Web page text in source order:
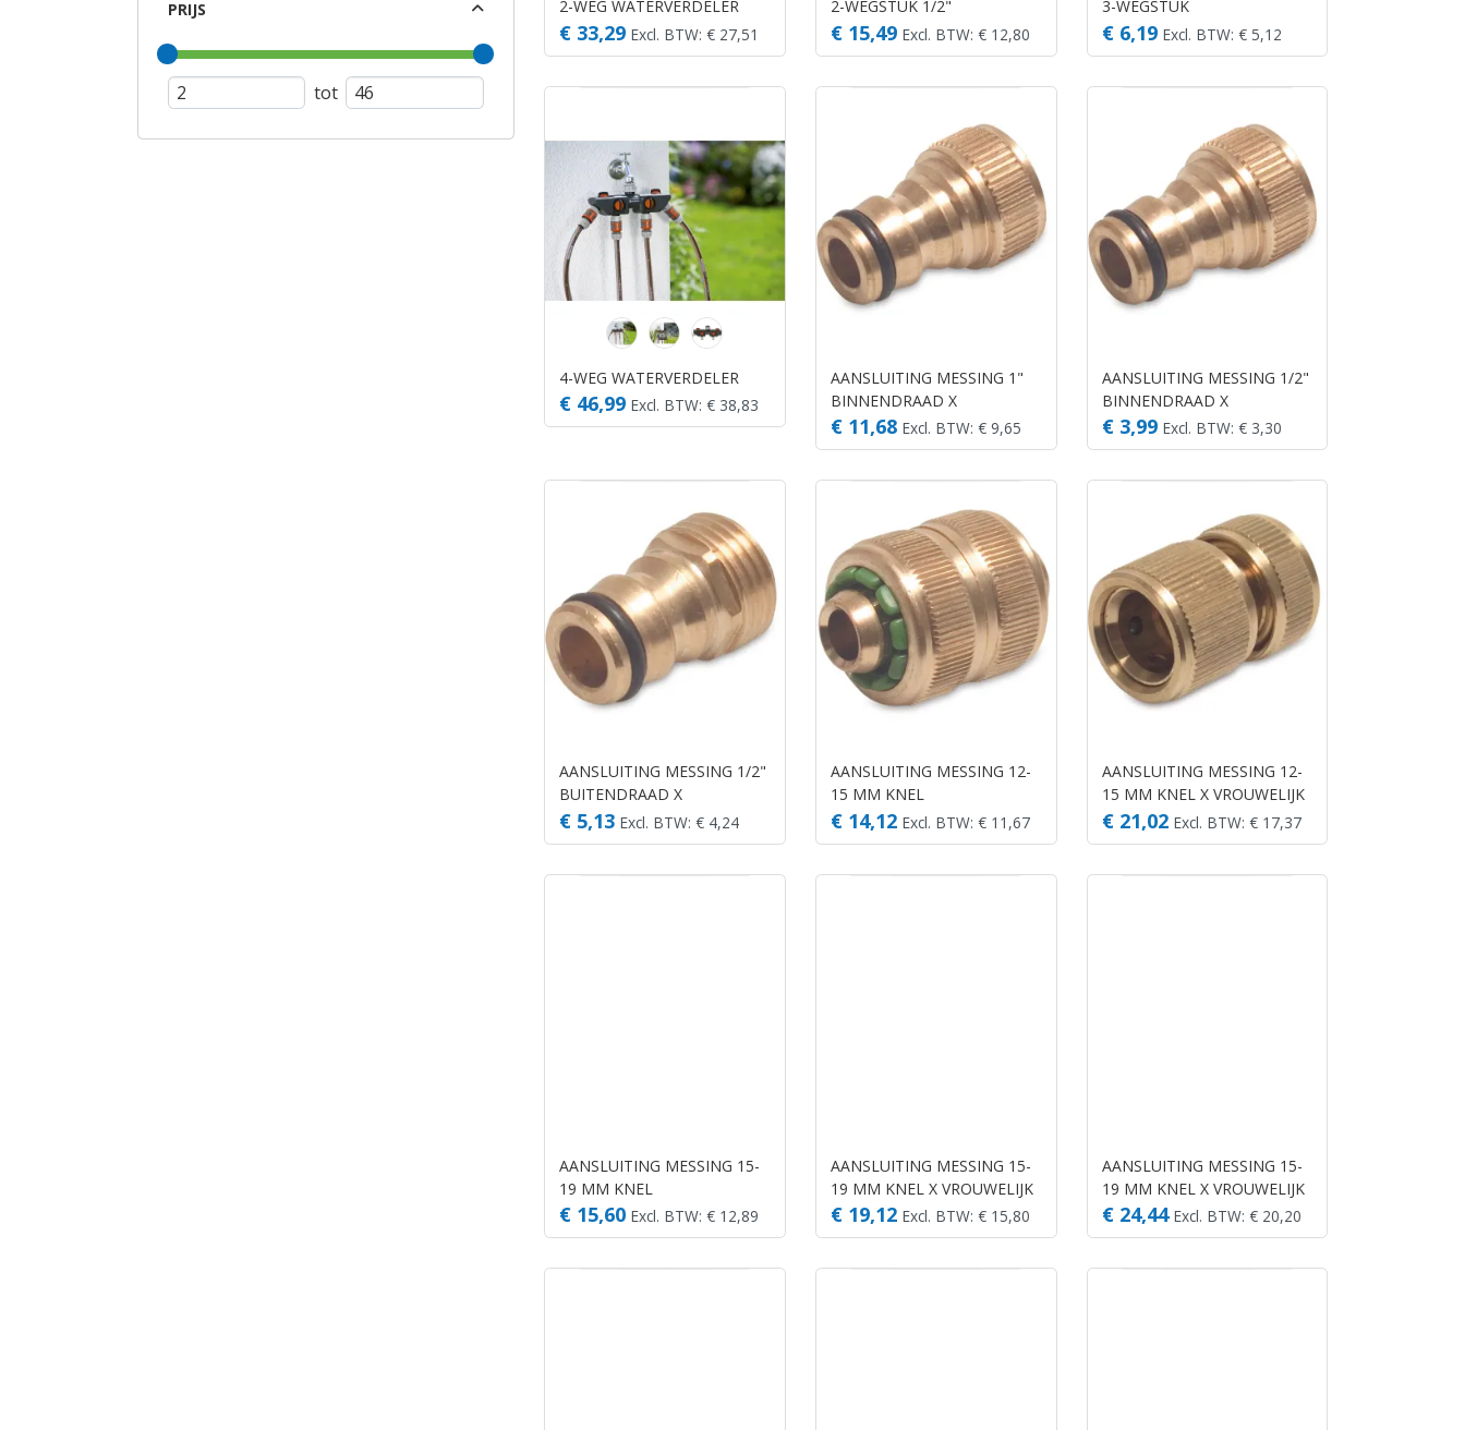
PRIJS
tot
2-WEG WATERVERDELER
€ 33,29 Excl. BTW: € 27,51
2-WEGSTUK 1/2"
€ 15,49 Excl. BTW: € 12,80
3-WEGSTUK
€ 6,19 Excl. BTW: € 5,12
4-WEG WATERVERDELER
€ 46,99 Excl. BTW: € 38,83
AANSLUITING MESSING 1"
BINNENDRAAD X
MANNELIJK KLIK
€ 11,68 Excl. BTW: € 9,65
AANSLUITING MESSING 1/2"
BINNENDRAAD X
MANNELIJK KLIK
€ 3,99 Excl. BTW: € 3,30
AANSLUITING MESSING 1/2"
BUITENDRAAD X
MANNELIJK KLIK
€ 5,13 Excl. BTW: € 4,24
AANSLUITING MESSING 12-
15 MM KNEL
€ 14,12 Excl. BTW: € 11,67
AANSLUITING MESSING 12-
15 MM KNEL X VROUWELIJK
KLIK TYPE MET WATERSTOP
€ 21,02 Excl. BTW: € 17,37
AANSLUITING MESSING 15-
19 MM KNEL
€ 15,60 Excl. BTW: € 12,89
AANSLUITING MESSING 15-
19 MM KNEL X VROUWELIJK
KLIK
€ 19,12 Excl. BTW: € 15,80
AANSLUITING MESSING 15-
19 MM KNEL X VROUWELIJK
KLIK TYPE MET WATERSTOP
€ 24,44 Excl. BTW: € 20,20